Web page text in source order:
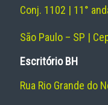
Conj. 1102 | 11°
São Paulo – SP |
Escritório BH
Rua Rio Grande do